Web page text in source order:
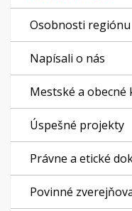
Osobnosti regiónu
Napísali o nás
Mestské a obecné
Úspešné projekty
Právne a etické
Povinné